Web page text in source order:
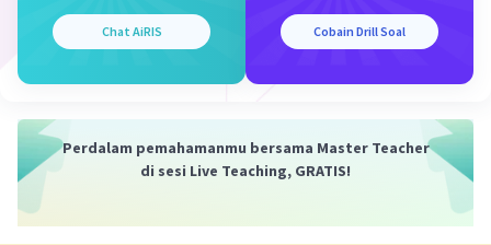
Iklan
06 Desember 2023 00:06
Jawaban terverifikasi
perhatikan pembahasan terlampir
Chat AiRIS Cobain Drill Soal
Perdalam pemahamanmu bersama Master Teacher
di sesi Live Teaching, GRATIS!